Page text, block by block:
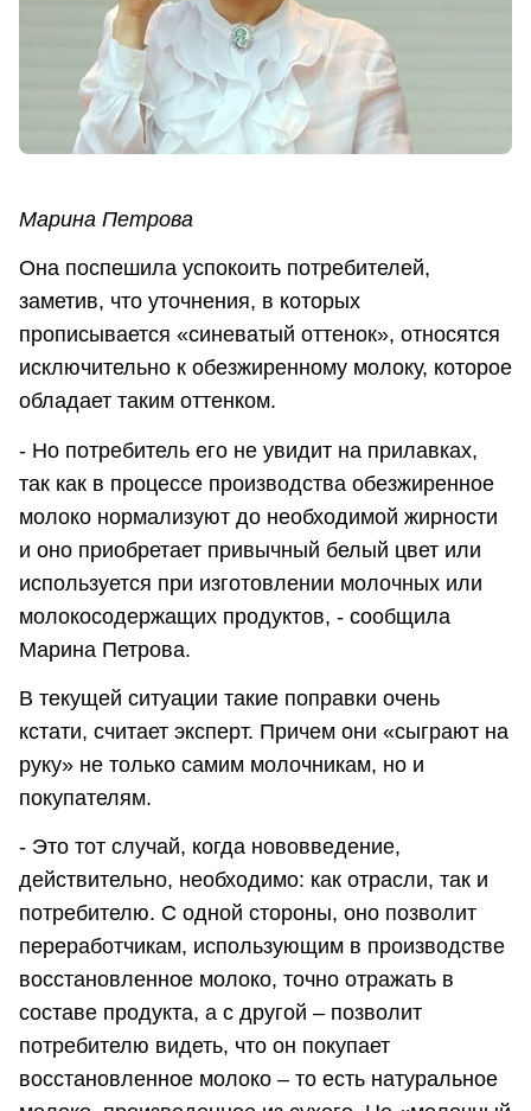
Марина Петрова
Она поспешила успокоить потребителей,
заметив, что уточнения, в которых
прописывается «синеватый оттенок», относятся
исключительно к обезжиренному молоку, которое
обладает таким оттенком.
- Но потребитель его не увидит на прилавках,
так как в процессе производства обезжиренное
молоко нормализуют до необходимой жирности
и оно приобретает привычный белый цвет или
используется при изготовлении молочных или
молокосодержащих продуктов, - сообщила
Марина Петрова.
В текущей ситуации такие поправки очень
кстати, считает эксперт. Причем они «сыграют на
руку» не только самим молочникам, но и
покупателям.
- Это тот случай, когда нововведение,
действительно, необходимо: как отрасли, так и
потребителю. С одной стороны, оно позволит
переработчикам, использующим в производстве
восстановленное молоко, точно отражать в
составе продукта, а с другой – позволит
потребителю видеть, что он покупает
восстановленное молоко – то есть натуральное